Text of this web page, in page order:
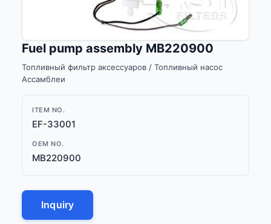
Fuel pump assembly MB220900
Топливный фильтр аксессуаров / Топливный насос
Ассамблеи
ITEM NO.
EF-33001
OEM NO.
MB220900
Inquiry